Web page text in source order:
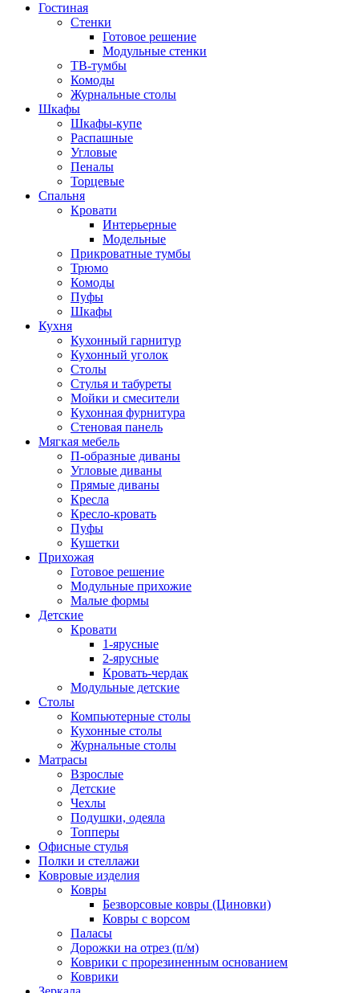
Гостиная
Стенки
Готовое решение
Модульные стенки
ТВ-тумбы
Комоды
Журнальные столы
Шкафы
Шкафы-купе
Распашные
Угловые
Пеналы
Торцевые
Спальня
Кровати
Интерьерные
Модельные
Прикроватные тумбы
Трюмо
Комоды
Пуфы
Шкафы
Кухня
Кухонный гарнитур
Кухонный уголок
Столы
Стулья и табуреты
Мойки и смесители
Кухонная фурнитура
Стеновая панель
Мягкая мебель
П-образные диваны
Угловые диваны
Прямые диваны
Кресла
Кресло-кровать
Пуфы
Кушетки
Прихожая
Готовое решение
Модульные прихожие
Малые формы
Детские
Кровати
1-ярусные
2-ярусные
Кровать-чердак
Модульные детские
Столы
Компьютерные столы
Кухонные столы
Журнальные столы
Матрасы
Взрослые
Детские
Чехлы
Подушки, одеяла
Топперы
Офисные стулья
Полки и стеллажи
Ковровые изделия
Ковры
Безворсовые ковры (Циновки)
Ковры с ворсом
Паласы
Дорожки на отрез (п/м)
Коврики с прорезиненным основанием
Коврики